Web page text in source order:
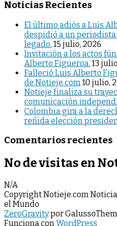
Noticias Recientes
El último adiós a Luis
despidió a un periodista
legado. 15 julio, 2026
Invitación a los actos
Alberto Figueroa. 13
Falleció Luis Alberto
de Notieje.com 10 julio,
Notieje finaliza su
comunicación
Colombia gira a la
reñida elección
Comentarios recientes
No de visitas en
N/A
Copyright Notieje.com
el Mundo
ZeroGravitypor
Funciona conWordPress